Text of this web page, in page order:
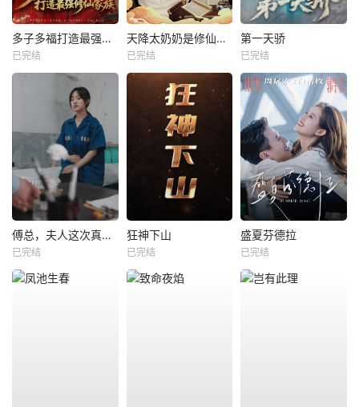
多子多福打造最强修仙家族
已完结
天降太奶奶是修仙老祖
已完结
第一天骄
已完结
傅总，夫人这次真的死了
已完结
狂神下山
已完结
盛夏芬德拉
已完结